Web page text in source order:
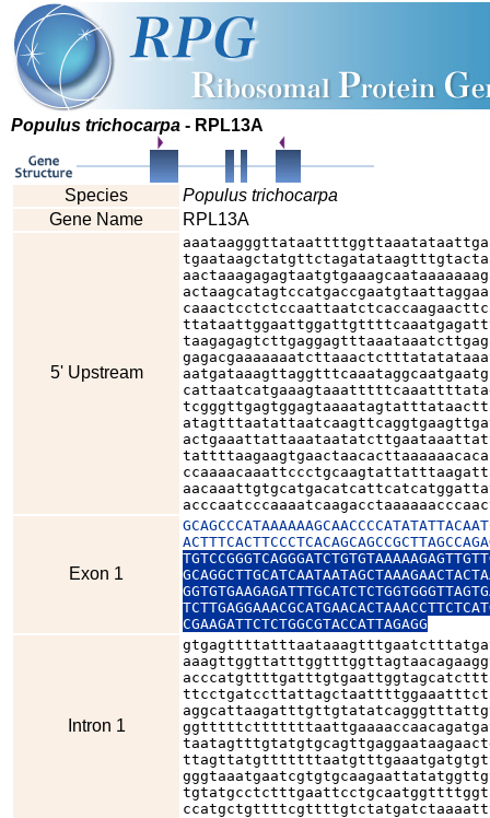
Populus trichocarpa - RPL13A
Species
Populus trichocarpa
Gene Name
RPL13A
5' Upstream
Exon 1
CGAAGATTCTCTGGCGTACCATTAGAGG
Intron 1